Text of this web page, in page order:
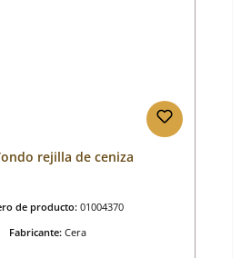
rejilla de ceniza
de producto: 01004370
Fabricante: Cera